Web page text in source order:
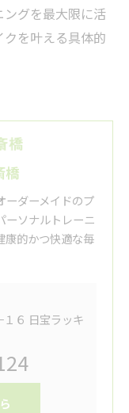
グを最大限に活
を叶える具体的
橋
ーダーメイドのプ
ーソナルトレーニ
康的かつ快適な毎
６ 日宝ラッキ